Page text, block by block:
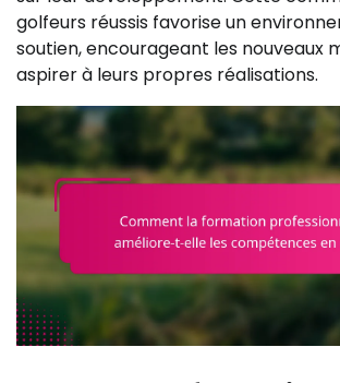
golfeurs réussis favorise un
soutien, encourageant les nouveaux
aspirer à leurs propres réalisations.